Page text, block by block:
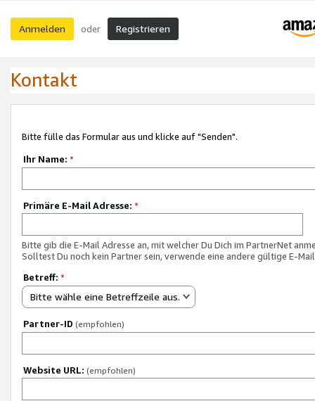
Anmelden oder Registrieren
Kontakt
Bitte fülle das Formular aus und klicke auf "Senden".
Ihr Name: *
Primäre E-Mail Adresse: *
Bitte gib die E-Mail Adresse an, mit welcher Du Dich im PartnerNet
Solltest Du noch kein Partner sein, verwende eine andere gültige E-
Betreff: *
Bitte wähle eine Betreffzeile aus.
Partner-ID (empfohlen)
Website URL: (empfohlen)